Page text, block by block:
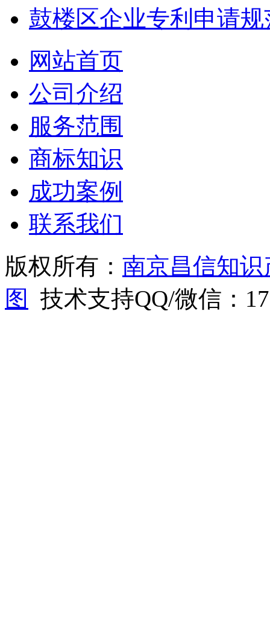
鼓楼区企业专利申请
网站首页
公司介绍
服务范围
商标知识
成功案例
联系我们
版权所有： 南京昌信知
图
技术支持QQ/微信：